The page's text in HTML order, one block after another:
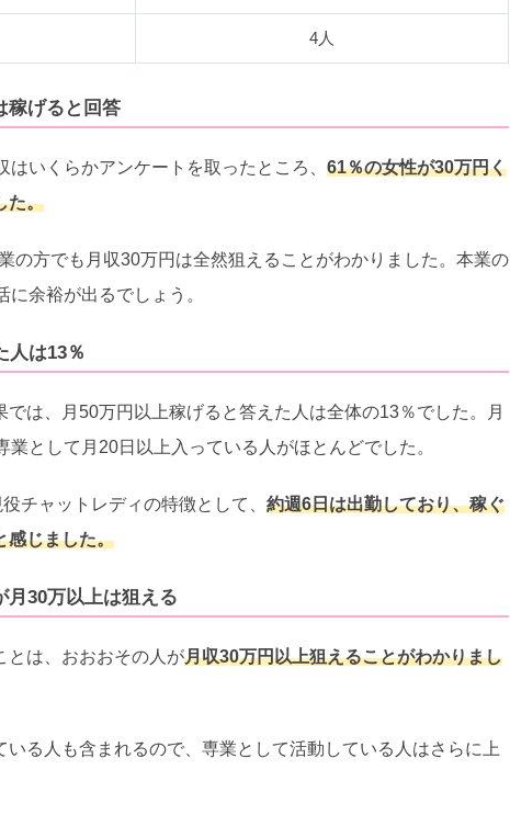
4人
稼げると回答
いくらかアンケートを取ったところ、 61％の女性が30万円く
た。
の方でも月収30万円は全然狙えることがわかりました。本業の
余裕が出るでしょう。
人は13％
は、月50万円以上稼げると答えた人は全体の13％でした。月
として月20日以上入っている人がほとんどでした。
チャットレディの特徴として、 約週6日は出勤しており、稼ぐ
感じました。
月30万以上は狙える
とは、おおおその人が月収30万円以上狙えることがわかりまし
いる人も含まれるので、専業として活動している人はさらに上